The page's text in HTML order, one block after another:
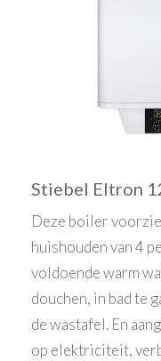
Stiebel Eltron
Deze boiler
huishouden van 4
voldoende warm
douchen, in bad te
de wastafel. En
op elektriciteit,